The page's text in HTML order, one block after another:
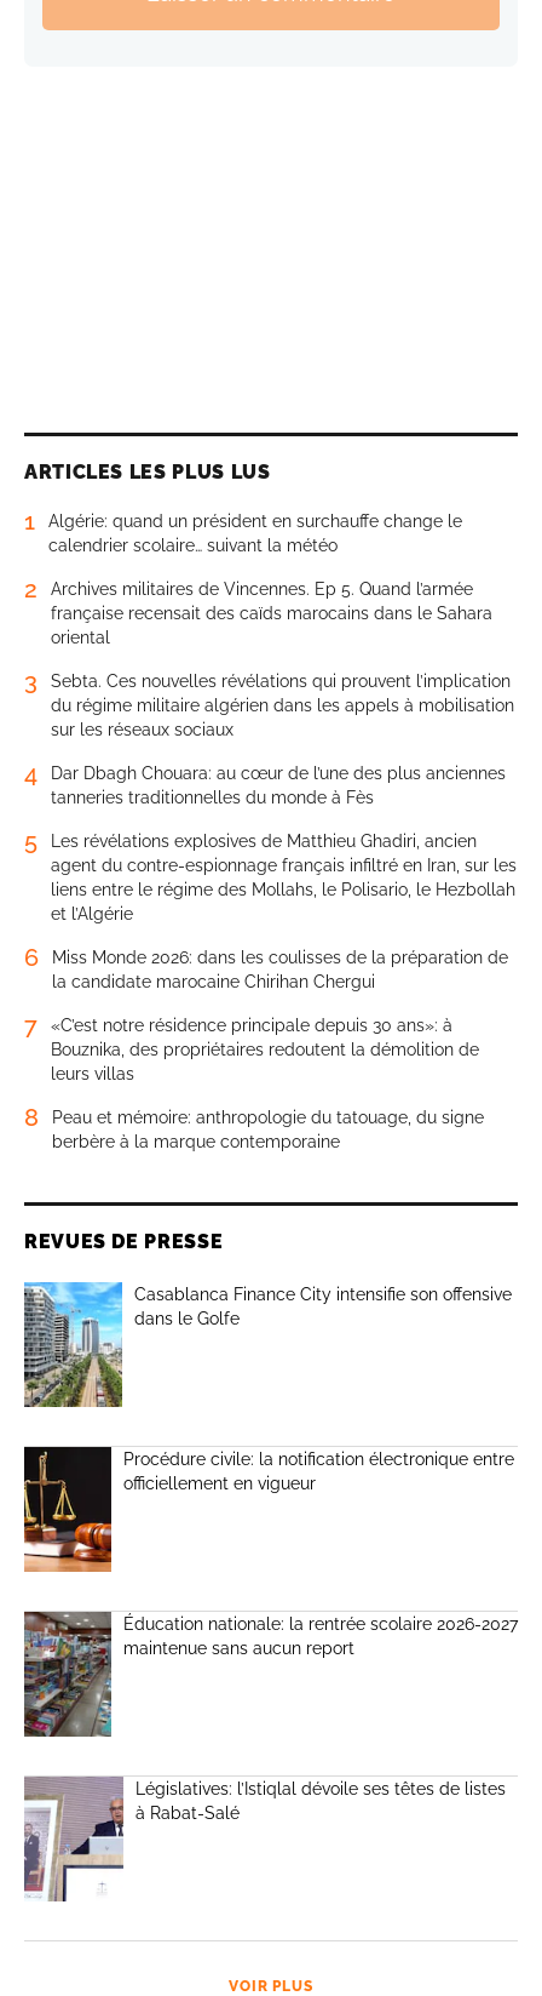
ARTICLES LES PLUS LUS
1
Algérie: quand un président en surchauffe change le
calendrier scolaire… suivant la météo
2
Archives militaires de Vincennes. Ep 5. Quand l’armée
française recensait des caïds marocains dans le Sahara
oriental
3
Sebta. Ces nouvelles révélations qui prouvent l’implication
du régime militaire algérien dans les appels à mobilisation
sur les réseaux sociaux
4
Dar Dbagh Chouara: au cœur de l’une des plus anciennes
tanneries traditionnelles du monde à Fès
5
Les révélations explosives de Matthieu Ghadiri, ancien
agent du contre-espionnage français infiltré en Iran, sur les
liens entre le régime des Mollahs, le Polisario, le Hezbollah
et l’Algérie
6
Miss Monde 2026: dans les coulisses de la préparation de
la candidate marocaine Chirihan Chergui
7
«C’est notre résidence principale depuis 30 ans»: à
Bouznika, des propriétaires redoutent la démolition de
leurs villas
8
Peau et mémoire: anthropologie du tatouage, du signe
berbère à la marque contemporaine
REVUES DE PRESSE
Casablanca Finance City intensifie son offensive
dans le Golfe
Procédure civile: la notification électronique entre
officiellement en vigueur
Éducation nationale: la rentrée scolaire 2026-2027
maintenue sans aucun report
Législatives: l’Istiqlal dévoile ses têtes de listes
à Rabat-Salé
VOIR PLUS